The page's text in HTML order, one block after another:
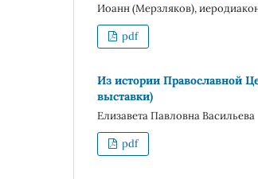
Иоанн (Мерзляков),
pdf
Из истории Православной
выставки)
Елизавета Павловна Васильева
pdf